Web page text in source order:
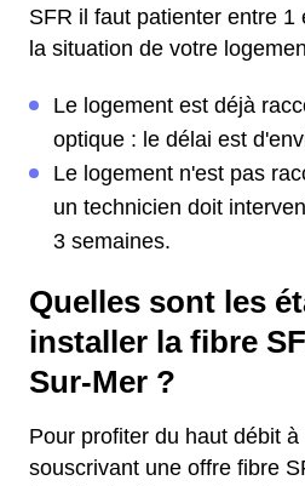
SFR il faut patienter entre 1
la situation de votre
Le logement est déjà
optique : le délai est
Le logement n'est pas
un technicien doit
3 semaines.
Quelles sont les
installer la fibre
Sur-Mer ?
Pour profiter du haut débit
souscrivant une offre fibre